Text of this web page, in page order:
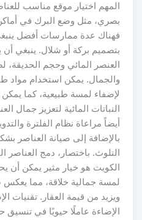
المهم اختيار موقع مناسب
بصري، مثل وضع البرك في
فهناك عدة ممارسات أفضل ينبغي
بتصميم بركة أو شلال. ينبغي
العنصر المائي وحجم
والجمال. يمكن استخدام مواد
لإضفاء لمسة طبيعية، كما
النباتات المائية لتعزيز جمال
أيضاً مراعاة نظام الفلترة
بالإضافة إلى صيانة العناصر
التلوث. باختصار، دمج العناصر
الكويت هو خيار مثير يمكن أن
لمسة جمالية خلاقة، مما
ويزيد من قيمة العقار. تقنيات
الإضاءة عاملًا حيويًا في تنسيق